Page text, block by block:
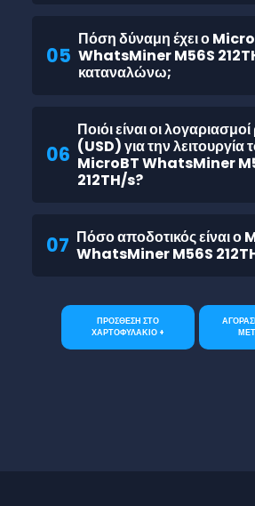
05
Πόση δύναμη έχει ο
WhatsMiner M56S
καταναλώνω;
06
Ποιόι είναι οι
(USD) για την λειτουργία
MicroBT WhatsMiner
212TH/s?
07 Πόσο αποδοτικός είναι ο
WhatsMiner M56S
ΠΡΟΣΘΕΣΗ ΣΤΟ
ΧΑΡΤΟΦΥΛΑΚΙΟ +